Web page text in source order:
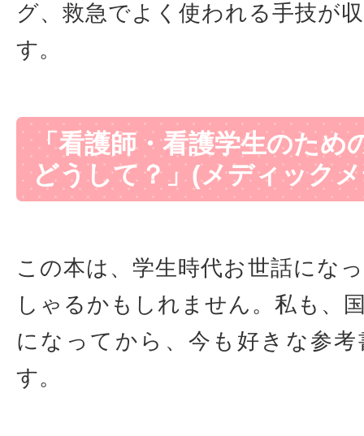
グ、救急でよく使われる手技が
す。
「看護師・看護学生のた
どうして？」(メディック
この本は、学生時代お世話にな
しゃるかもしれません。私も、
になってから、今も好きな参
す。